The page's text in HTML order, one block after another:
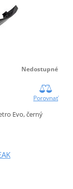
Nedostupné
Porovnať
Evo, černý